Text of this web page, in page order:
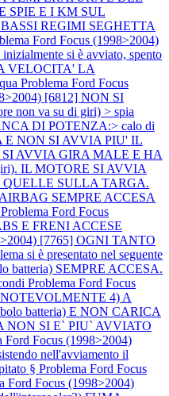
SPIE E I KM SUL
BASSI REGIMI SEGHETTA
Ford Focus (1998>2004)
si è avviato, spento
VELOCITA' LA
Problema Ford Focus
[6812] NON SI
non va su di giri) > spia
DI POTENZA:> calo di
E NON SI AVVIA PIU' IL
SI AVVIA GIRA MALE E HA
IL MOTORE SI AVVIA
QUELLE SULLA TARGA.
SEMPRE ACCESA
Problema Ford Focus
E FRENI ACCESE
[7765] OGNI TANTO
si è presentato nel seguente
batteria) SEMPRE ACCESA.
Problema Ford Focus
4) A
batteria) E NON CARICA
NON SI E` PIU` AVVIATO
Ford Focus (1998>2004)
nell'avviamento il
§ Problema Ford Focus
Ford Focus (1998>2004)